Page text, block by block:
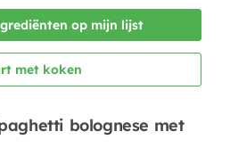
op mijn lijst
met koken
bolognese met